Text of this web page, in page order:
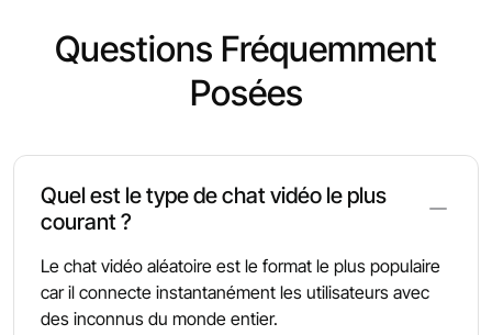
Questions Fréquemment
Posées
Quel est le type de chat vidéo le plus
courant ?
Le chat vidéo aléatoire est le format le plus populaire
car il connecte instantanément les utilisateurs avec
des inconnus du monde entier.